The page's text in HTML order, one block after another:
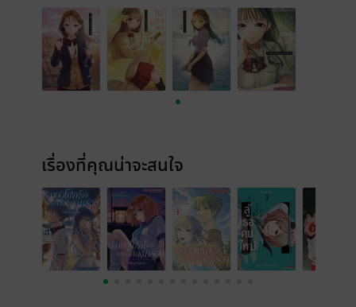
เรื่องที่คุณน่าจะสนใจ